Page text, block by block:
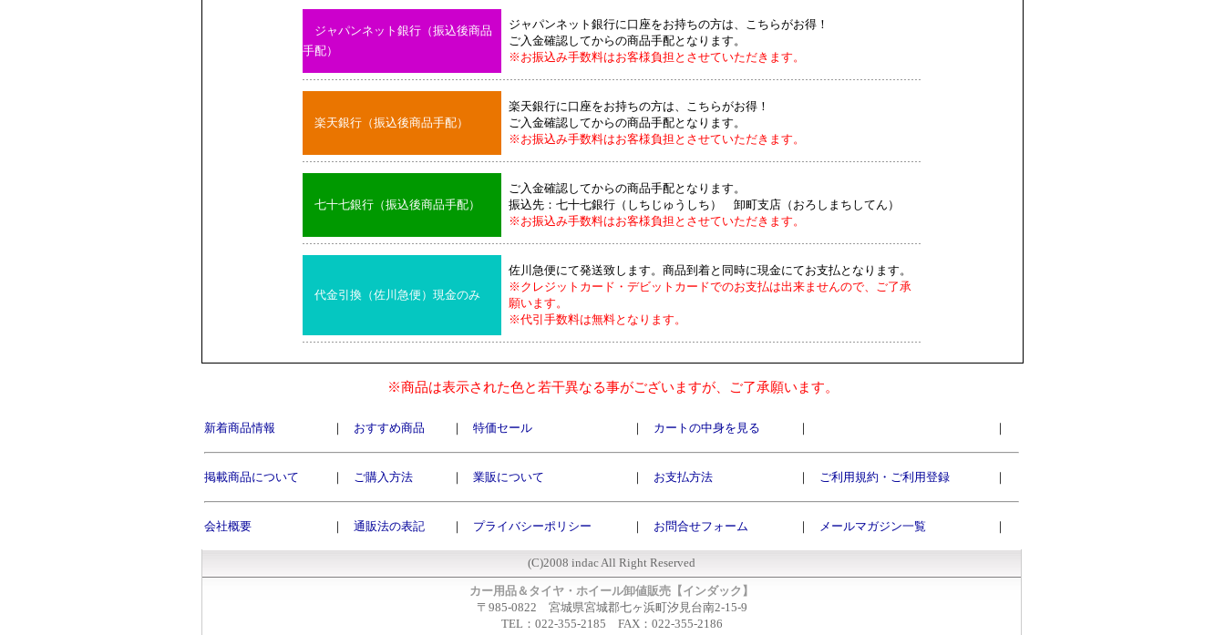
ジャパンネット銀行（振込後商品
手配）
ジャパンネット銀行に口座をお持ちの方は、こちらがお得！
ご入金確認してからの商品手配となります。
※お振込み手数料はお客様負担とさせていただきます。
楽天銀行（振込後商品手配）
楽天銀行に口座をお持ちの方は、こちらがお得！
ご入金確認してからの商品手配となります。
※お振込み手数料はお客様負担とさせていただきます。
七十七銀行（振込後商品手配）
ご入金確認してからの商品手配となります。
振込先：七十七銀行（しちじゅうしち） 卸町支店（おろしまちしてん）
※お振込み手数料はお客様負担とさせていただきます。
代金引換（佐川急便）現金のみ
佐川急便にて発送致します。商品到着と同時に現金にてお支払となります。
※クレジットカード・デビットカードでのお支払は出来ませんので、ご了承
願います。
※代引手数料は無料となります。
※商品は表示された色と若干異なる事がございますが、ご了承願います。
新着商品情報 ｜ おすすめ商品 ｜ 特価セール ｜ カートの中身を見る ｜ ｜
掲載商品について ｜ ご購入方法 ｜ 業販について ｜ お支払方法 ｜ ご利用規約・ご利用登録 ｜
会社概要 ｜ 通販法の表記 ｜ プライバシーポリシー ｜ お問合せフォーム ｜ メールマガジン一覧 ｜
(C)2008 indac All Right Reserved
カー用品＆タイヤ・ホイール卸値販売【インダック】
〒985-0822 宮城県宮城郡七ヶ浜町汐見台南2-15-9
TEL：022-355-2185 FAX：022-355-2186